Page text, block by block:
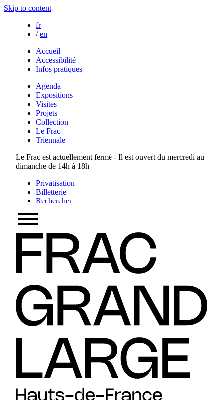
Skip to content
fr
/ en
Accueil
Accessibilité
Infos pratiques
Agenda
Expositions
Visites
Projets
Collection
Le Frac
Triennale
Le Frac est actuellement fermé - Il est ouvert du mercredi au
dimanche de 14h à 18h
Privatisation
Billetterie
Rechercher